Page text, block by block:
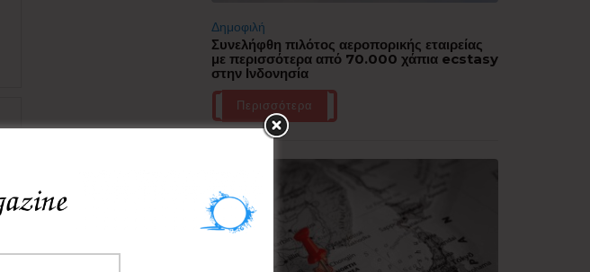
Δημοφιλή
Συνελήφθη πιλότος αεροπορικής εταιρείας
με περισσότερα από 70.000 χάπια ecstasy
στην Ινδονησία
Περισσότερα